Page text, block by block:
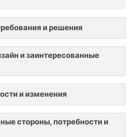
и решения
и заинтересованные
и изменения
стороны, потребности и